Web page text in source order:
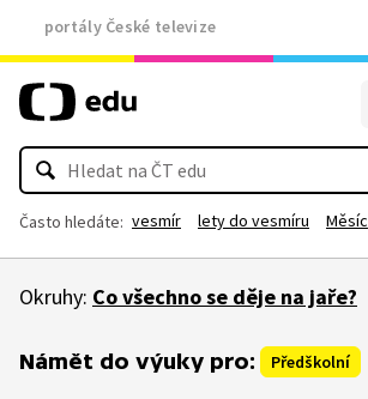
portály České televize
Často hledáte: vesmír lety do vesmíru Měsíc
Okruhy: Co všechno se děje na jaře?
Námět do výuky pro: Předškolní